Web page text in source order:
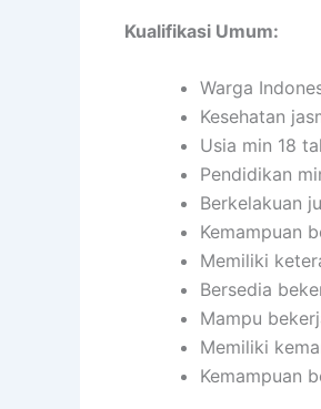
Kualifikasi Umum:
Warga
Kesehatan
Usia min 18
Pendidikan
Berkelakuan
Kemampuan
Memiliki
Bersedia
Mampu
Memiliki
Kemampuan